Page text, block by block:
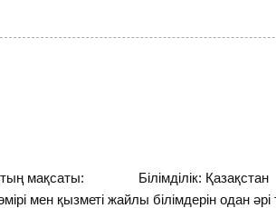
мақсаты: Білімділік: Қазақстан
мен қызметі жайлы білімдерін одан